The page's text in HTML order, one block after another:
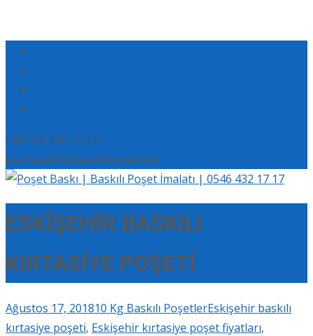
+90 554 165 17 17
eserbaskimerkezi@gmail.com
ESKİŞEHİR BASKILI
KIRTASİYE POŞETİ
Ağustos 17, 201810 Kg Baskılı PoşetlerEskişehir baskılı
kırtasiye poşeti, Eskişehir kırtasiye poşet fiyatları,